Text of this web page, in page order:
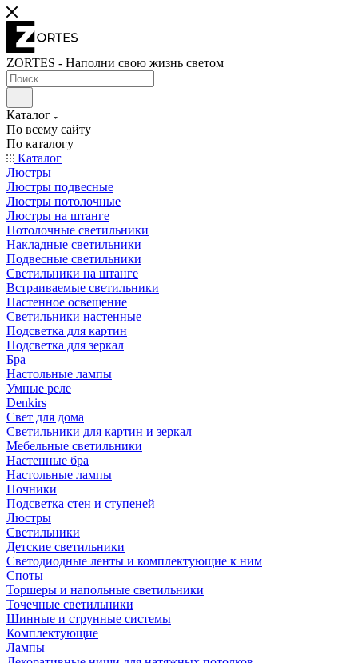
ZORTES - Наполни свою жизнь светом
Каталог
По всему сайту
По каталогу
Каталог
Люстры
Люстры подвесные
Люстры потолочные
Люстры на штанге
Потолочные светильники
Накладные светильники
Подвесные светильники
Светильники на штанге
Встраиваемые светильники
Настенное освещение
Светильники настенные
Подсветка для картин
Подсветка для зеркал
Бра
Настольные лампы
Умные реле
Denkirs
Свет для дома
Светильники для картин и зеркал
Мебельные светильники
Настенные бра
Настольные лампы
Ночники
Подсветка стен и ступеней
Люстры
Светильники
Детские светильники
Светодиодные ленты и комплектующие к ним
Споты
Торшеры и напольные светильники
Точечные светильники
Шинные и струнные системы
Комплектующие
Лампы